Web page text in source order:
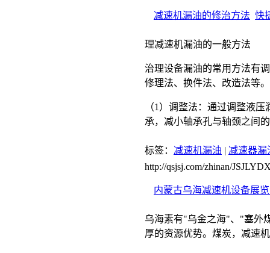
减速机漏油的修治方法 快
理减速机漏油的一般方法
治理设备漏油的常用方法有
修理法、换件法、改造法等。
（1）调整法：通过调整液
承，减小轴承孔与轴颈之间
标签： 减速机漏油 | 减速器漏
http://qsjsj.com/zhinan/
内蒙古乌海减速机设备展
乌海素有"乌金之海"、"塞外
厚的资源优势。煤炭，减速